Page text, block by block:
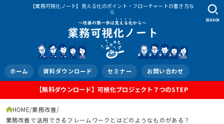
【業務可視化ノート】見える化のポイント・フローチャートの書き方な
ら
ホーム 資料ダウンロード セミナー お問い合わせ
SEARCH
【無料ダウンロード】可視化プロジェクト７つのSTEP
HOME 業務改善
業務改善で活用できるフレームワークとはどのようなものがある？